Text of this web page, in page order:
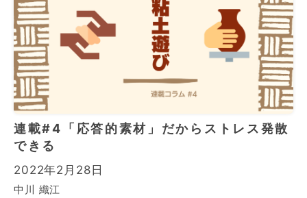
連載#4「応答的素材」だからストレス発散
できる
2022年2月28日
中川 織江